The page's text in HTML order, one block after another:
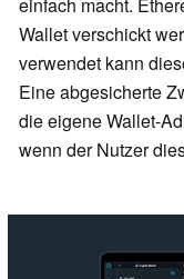
Wallet verschickt
verwendet kann
Eine abgesicherte
die eigene Wallet-
wenn der Nutzer